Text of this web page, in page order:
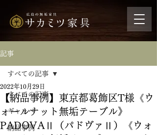
記事
すべての記事
ギャッベ
納品事例
すべての記事
【納品事例】東京都葛飾区T様《ウ
ォールナット無垢テーブル》
PADOVAⅡ（パドヴァⅡ）《ウォ
2022年10月29日